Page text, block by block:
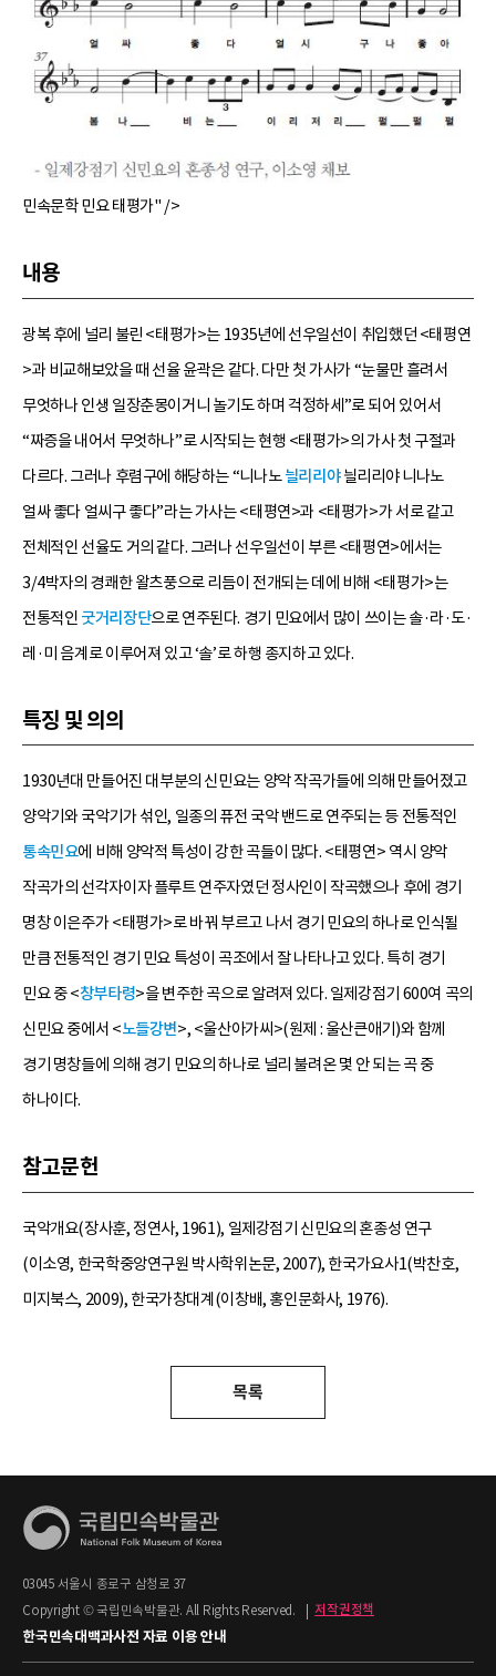
민속문학 민요 태평가" />
내용
광복 후에 널리 불린 <태평가>는 1935년에 선우일선이 취입했던 <태평연
>과 비교해보았을 때 선율 윤곽은 같다. 다만 첫 가사가 “눈물만 흘려서
무엇하나 인생 일장춘몽이거니 놀기도 하며 걱정하세”로 되어 있어서
“짜증을 내어서 무엇하나”로 시작되는 현행 <태평가>의 가사 첫 구절과
다르다. 그러나 후렴구에 해당하는 “니나노늴리리야늴리리야 니나노
얼싸 좋다 얼씨구 좋다”라는 가사는 <태평연>과 <태평가>가 서로 같고
전체적인 선율도 거의 같다. 그러나 선우일선이 부른 <태평연>에서는
3/4박자의 경쾌한 왈츠풍으로 리듬이 전개되는 데에 비해 <태평가>는
전통적인 굿거리장단으로 연주된다. 경기 민요에서 많이 쓰이는 솔·라·도·
레·미 음계로 이루어져 있고 ‘솔’로 하행 종지하고 있다.
특징 및 의의
1930년대 만들어진 대부분의 신민요는 양악 작곡가들에 의해 만들어졌고
양악기와 국악기가 섞인, 일종의 퓨전 국악 밴드로 연주되는 등 전통적인
통속민요에 비해 양악적 특성이 강한 곡들이 많다. <태평연> 역시 양악
작곡가의 선각자이자 플루트 연주자였던 정사인이 작곡했으나 후에 경기
명창 이은주가 <태평가>로 바꿔 부르고 나서 경기 민요의 하나로 인식될
만큼 전통적인 경기 민요 특성이 곡조에서 잘 나타나고 있다. 특히 경기
민요 중 <창부타령>을 변주한 곡으로 알려져 있다. 일제강점기 600여 곡의
신민요 중에서 <노들강변>, <울산아가씨>(원제 : 울산큰애기)와 함께
경기 명창들에 의해 경기 민요의 하나로 널리 불려온 몇 안 되는 곡 중
하나이다.
참고문헌
국악개요(장사훈, 정연사, 1961), 일제강점기 신민요의 혼종성 연구
(이소영, 한국학중앙연구원 박사학위논문, 2007), 한국가요사1(박찬호,
미지북스, 2009), 한국가창대계(이창배, 홍인문화사, 1976).
목록
03045 서울시 종로구 삼청로 37
Copyright © 국립민속박물관. All Rights Reserved.
저작권정책
한국민속대백과사전 자료 이용 안내